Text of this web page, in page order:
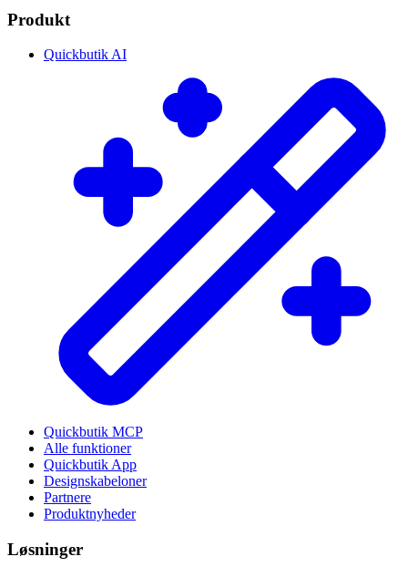
Produkt
Quickbutik AI
Quickbutik MCP
Alle funktioner
Quickbutik App
Designskabeloner
Partnere
Produktnyheder
Løsninger